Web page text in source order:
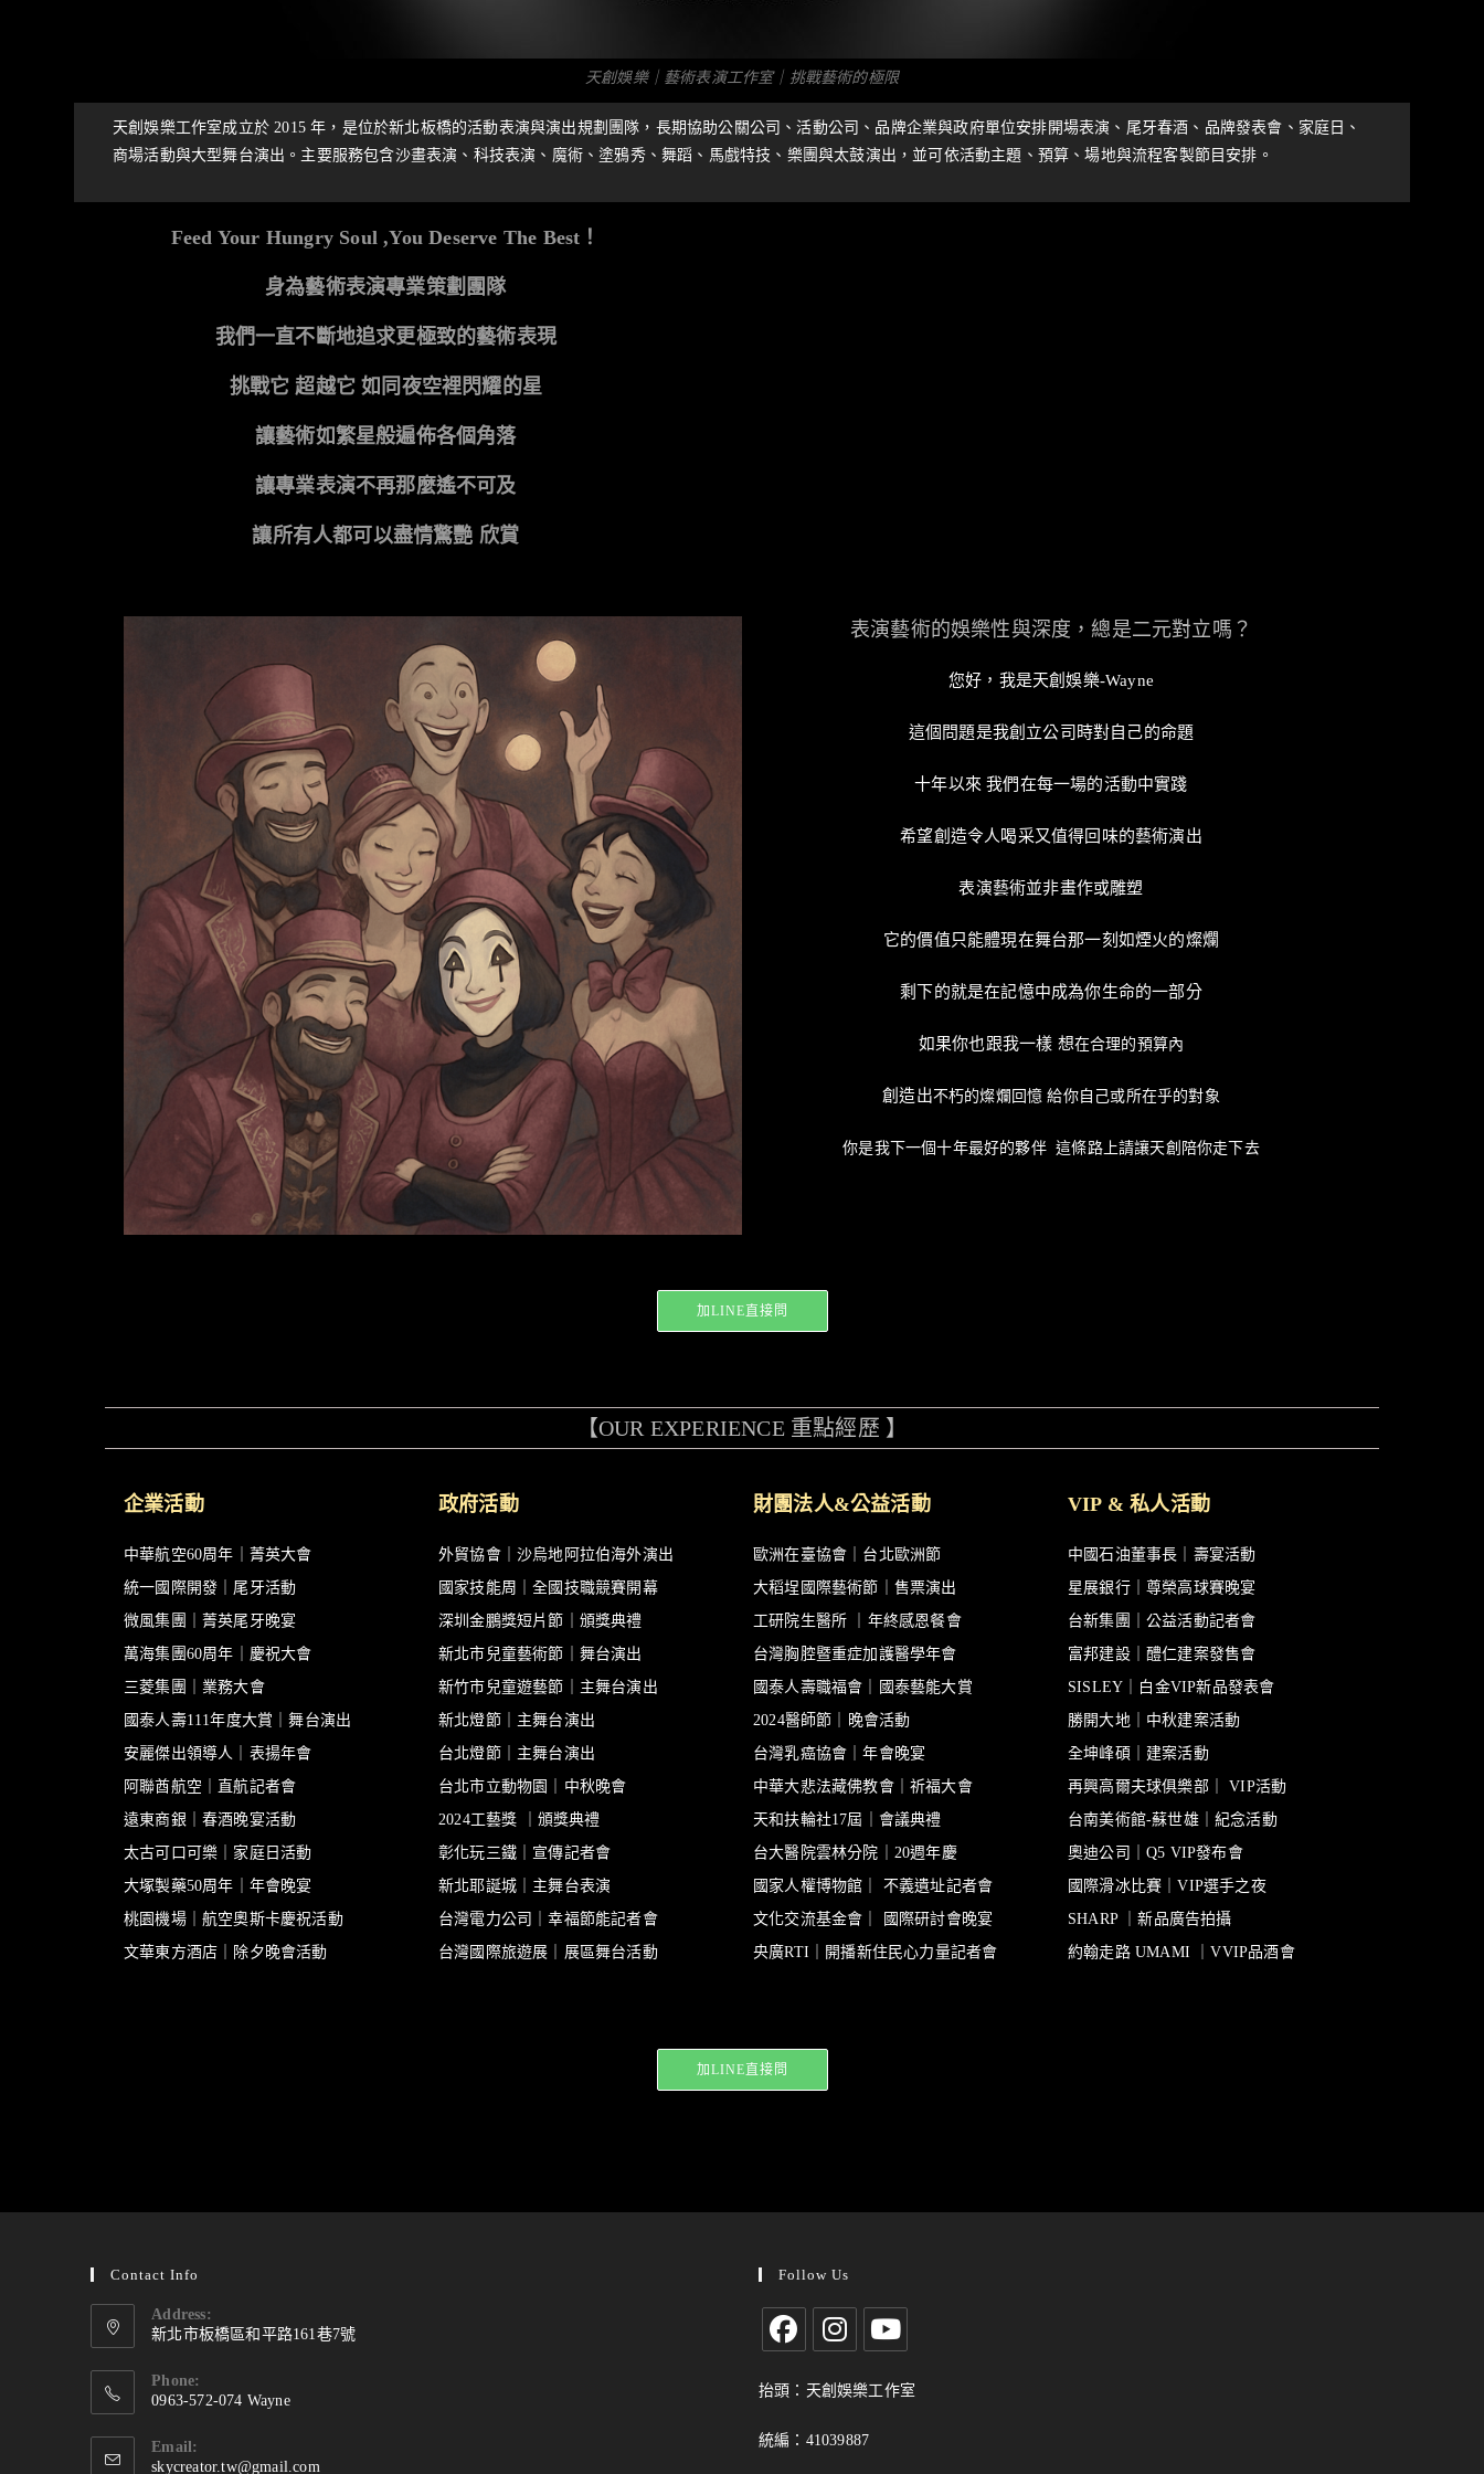
天創娛樂｜藝術表演工作室｜挑戰藝術的極限
天創娛樂工作室成立於 2015 年，是位於新北板橋的活動表演與演出規劃團隊，長期協助公關公司、活動公司、品牌企業與政府單位安排開場表演、尾牙春酒、品牌發表會、家庭日、
商場活動與大型舞台演出。主要服務包含沙畫表演、科技表演、魔術、塗鴉秀、舞蹈、馬戲特技、樂團與太鼓演出，並可依活動主題、預算、場地與流程客製節目安排。
Feed Your Hungry Soul ,You Deserve The Best！
身為藝術表演專業策劃團隊
我們一直不斷地追求更極致的藝術表現
挑戰它 超越它如同 夜空裡閃耀的星
讓藝術如繁星般遍佈各個角落
讓專業表演不再那麼遙不可及
讓所有人都可以盡情驚艷 欣賞
表演藝術的娛樂性與深度，總是二元對立嗎？
您好，我是天創娛樂-Wayne
這個問題是我創立公司時對自己的命題
十年以來 我們在每一場的活動中實踐
希望創造令人喝采又值得回味的藝術演出
表演藝術並非畫作或雕塑
它的價值只能體現在舞台那一刻如煙火的燦爛
剩下的就是在記憶中成為你生命的一部分
如果你也跟我一樣 想在合理的預算內
創造出不朽的燦爛回憶 給你自己或所在乎的對象
你是我下一個十年最好的夥伴這條路上請讓天創陪你走下去
加LINE直接問
【OUR EXPERIENCE 重點經歷 】
企業活動
中華航空60周年｜菁英大會
統一國際開發｜尾牙活動
微風集團｜菁英尾牙晚宴
萬海集團60周年｜慶祝大會
三菱集團｜業務大會
國泰人壽111年度大賞｜舞台演出
安麗傑出領導人｜表揚年會
阿聯酋航空｜直航記者會
遠東商銀｜春酒晚宴活動
太古可口可樂｜家庭日活動
大塚製藥50周年｜年會晚宴
桃園機場｜航空奧斯卡慶祝活動
文華東方酒店｜除夕晚會活動
政府活動
外貿協會｜沙烏地阿拉伯海外演出
國家技能周｜全國技職競賽開幕
深圳金鵬獎短片節｜頒獎典禮
新北市兒童藝術節｜舞台演出
新竹市兒童遊藝節｜主舞台演出
新北燈節｜主舞台演出
台北燈節｜主舞台演出
台北市立動物園｜中秋晚會
2024工藝獎 ｜頒獎典禮
彰化玩三鐵｜宣傳記者會
新北耶誕城｜主舞台表演
台灣電力公司｜幸福節能記者會
台灣國際旅遊展｜展區舞台活動
財團法人&公益活動
歐洲在臺協會｜台北歐洲節
大稻埕國際藝術節｜售票演出
工研院生醫所 ｜年終感恩餐會
台灣胸腔暨重症加護醫學年會
國泰人壽職福會｜國泰藝能大賞
2024醫師節｜晚會活動
台灣乳癌協會｜年會晚宴
中華大悲法藏佛教會｜祈福大會
天和扶輪社17屆｜會議典禮
台大醫院雲林分院｜20週年慶
國家人權博物館｜ 不義遺址記者會
文化交流基金會｜ 國際研討會晚宴
央廣RTI｜開播新住民心力量記者會
VIP & 私人活動
中國石油董事長｜壽宴活動
星展銀行｜尊榮高球賽晚宴
台新集團｜公益活動記者會
富邦建設｜醴仁建案發售會
SISLEY｜白金VIP新品發表會
勝開大地｜中秋建案活動
全坤峰碩｜建案活動
再興高爾夫球俱樂部｜ VIP活動
台南美術館-蘇世雄｜紀念活動
奧迪公司｜Q5 VIP發布會
國際滑冰比賽｜VIP選手之夜
SHARP ｜新品廣告拍攝
約翰走路 UMAMI ｜VVIP品酒會
加LINE直接問
Contact Info
Address:
新北市板橋區和平路161巷7號
Phone:
0963-572-074 Wayne
Email:
skycreator.tw@gmail.com
Follow Us
抬頭：天創娛樂工作室
統編：41039887